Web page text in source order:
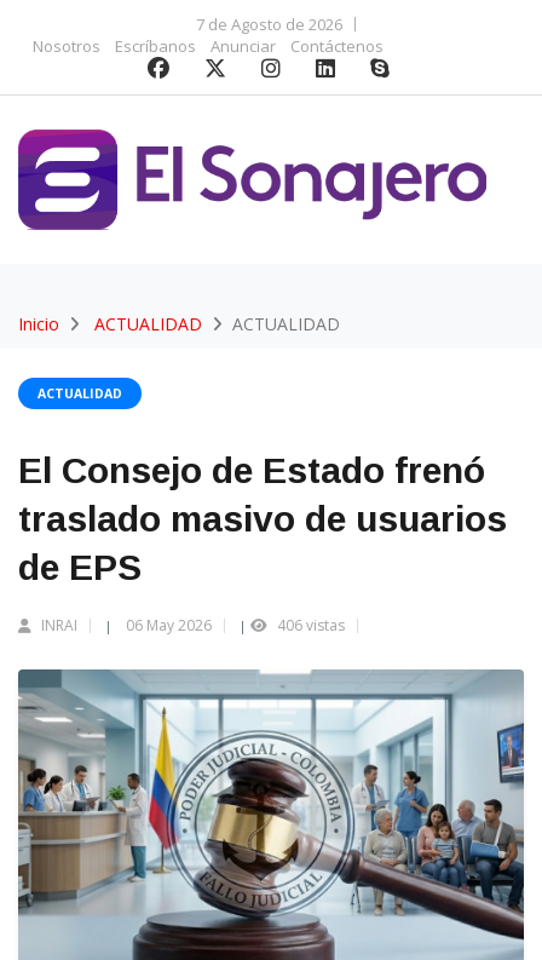
7 de Agosto de 2026
Nosotros
Escríbanos Anunciar Contáctenos
Inicio ACTUALIDAD ACTUALIDAD
ACTUALIDAD
El Consejo de Estado frenó
traslado masivo de usuarios
de EPS
INRAI | 06 May 2026 | 406 vistas